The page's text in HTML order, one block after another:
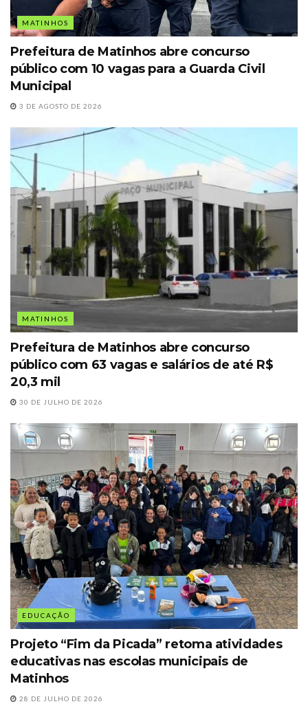
MATINHOS
Prefeitura de Matinhos abre concurso
público com 10 vagas para a Guarda Civil
Municipal
3 DE AGOSTO DE 2026
MATINHOS
Prefeitura de Matinhos abre concurso
público com 63 vagas e salários de até R$
20,3 mil
30 DE JULHO DE 2026
EDUCAÇÃO
Projeto “Fim da Picada” retoma atividades
educativas nas escolas municipais de
Matinhos
28 DE JULHO DE 2026